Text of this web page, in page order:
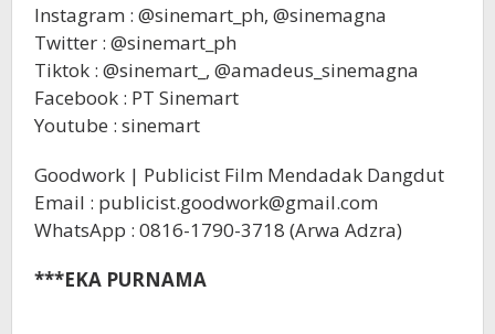
Instagram : @sinemart_ph, @sinemagna
Twitter : @sinemart_ph
Tiktok : @sinemart_, @amadeus_sinemagna
Facebook : PT Sinemart
Youtube : sinemart
Goodwork | Publicist Film Mendadak Dangdut
Email : publicist.goodwork@gmail.com
WhatsApp : 0816-1790-3718 (Arwa Adzra)
***EKA PURNAMA